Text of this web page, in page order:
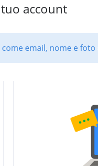
account
email, nome e